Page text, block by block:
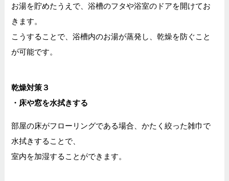
お湯を貯めたうえで、浴槽のフタや浴室のドアを開けてお
きます。
こうすることで、浴槽内のお湯が蒸発し、乾燥を防ぐこと
が可能です。
乾燥対策３
・床や窓を水拭きする
部屋の床がフローリングである場合、かたく絞った雑巾で
水拭きすることで、
室内を加湿することができます。